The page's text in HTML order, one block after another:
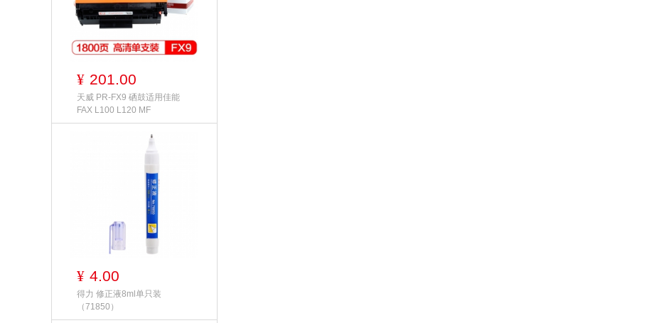
¥ 201.00
天威 PR-FX9 硒鼓适用佳能
FAX L100 L120 MF
¥ 4.00
得力 修正液8ml单只装
（71850）